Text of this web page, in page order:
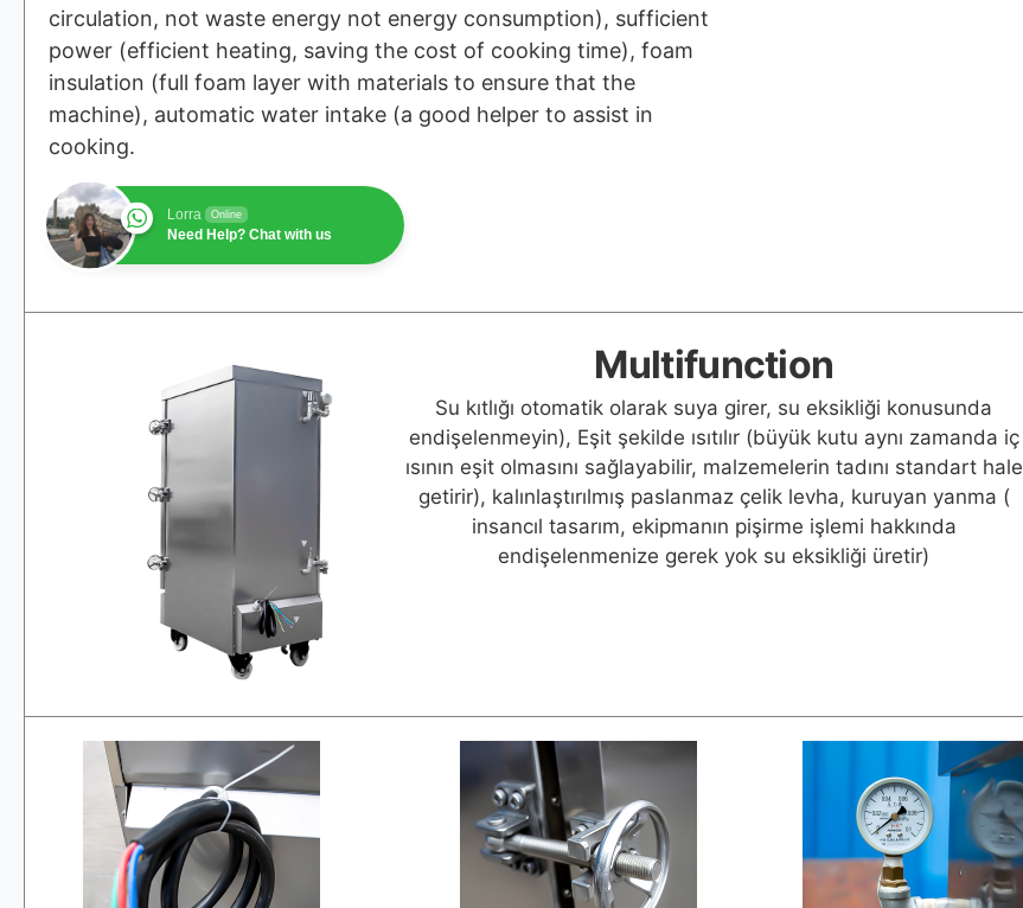
circulation, not waste energy not energy consumption), sufficient
power (efficient heating, saving the cost of cooking time), foam
insulation (full foam layer with materials to ensure that the
machine), automatic water intake (a good helper to assist in
cooking.
Lorra Online
Need Help? Chat with us
Multifunction
Su kıtlığı otomatik olarak suya girer, su eksikliği konusunda
endişelenmeyin), Eşit şekilde ısıtılır (büyük kutu aynı zamanda iç
ısının eşit olmasını sağlayabilir, malzemelerin tadını standart hale
getirir), kalınlaştırılmış paslanmaz çelik levha, kuruyan yanma (
insancıl tasarım, ekipmanın pişirme işlemi hakkında
endişelenmenize gerek yok su eksikliği üretir)